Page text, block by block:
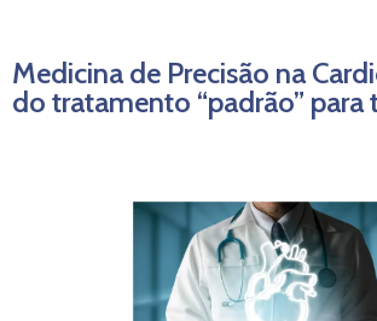
Medicina de Precisão na
do tratamento “padrão” para